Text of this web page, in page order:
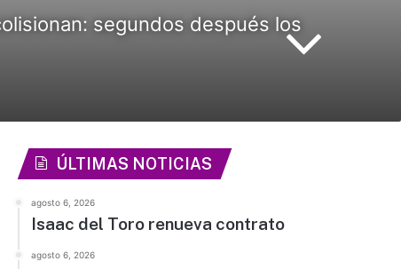
segundos después los
ÚLTIMAS NOTICIAS
agosto 6, 2026
Isaac del Toro renueva contrato
agosto 6, 2026